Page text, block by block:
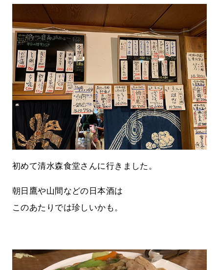
初めて清水森食堂さんに行きました。
朝日鷹や山間などの日本酒は
このあたりでは珍しいかも。